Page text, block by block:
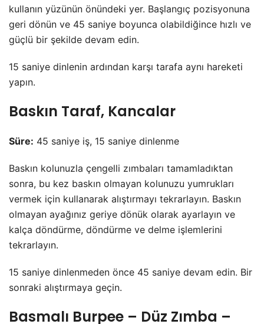
kullanın yüzünün önündeki yer. Başlangıç pozisyonuna
geri dönün ve 45 saniye boyunca olabildiğince hızlı ve
güçlü bir şekilde devam edin.
15 saniye dinlenin ardından karşı tarafa aynı hareketi
yapın.
Baskın Taraf, Kancalar
Süre: 45 saniye iş, 15 saniye dinlenme
Baskın kolunuzla çengelli zımbaları tamamladıktan
sonra, bu kez baskın olmayan kolunuzu yumrukları
vermek için kullanarak alıştırmayı tekrarlayın. Baskın
olmayan ayağınız geriye dönük olarak ayarlayın ve
kalça döndürme, döndürme ve delme işlemlerini
tekrarlayın.
15 saniye dinlenmeden önce 45 saniye devam edin. Bir
sonraki alıştırmaya geçin.
Basmalı Burpee – Düz Zımba –